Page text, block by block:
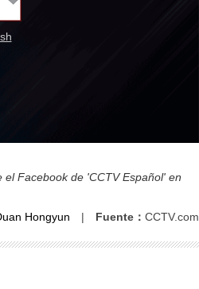
Facebook de 'CCTV Español' en
Hongyun | Fuente： CCTV.com